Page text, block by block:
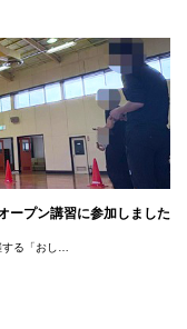
ープン講習に参加しました
る「おし…